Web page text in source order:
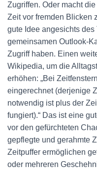
Zugriffen. Oder macht
Zeit vor fremden Blicken
gute Idee angesichts
gemeinsamen Outlook-
Zugriff haben. Einen
Wikipedia, um die
erhöhen: „Bei
eingerechnet (derjenige
notwendig ist plus der
fungiert).“ Das ist eine
vor den gefürchteten
gepflegte und gerahmte
Zeitpuffer ermöglichen
oder mehreren